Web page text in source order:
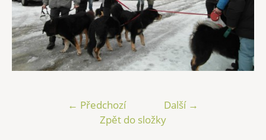
← Předchozí
Další →
Zpět do složky